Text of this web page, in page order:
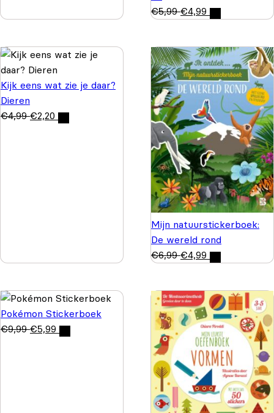
€5,99 €4,99
Kijk eens wat zie je daar?
Dieren
€4,99 €2,20
Mijn natuurstickerboek:
De wereld rond
€6,99 €4,99
Pokémon Stickerboek
€9,99 €5,99